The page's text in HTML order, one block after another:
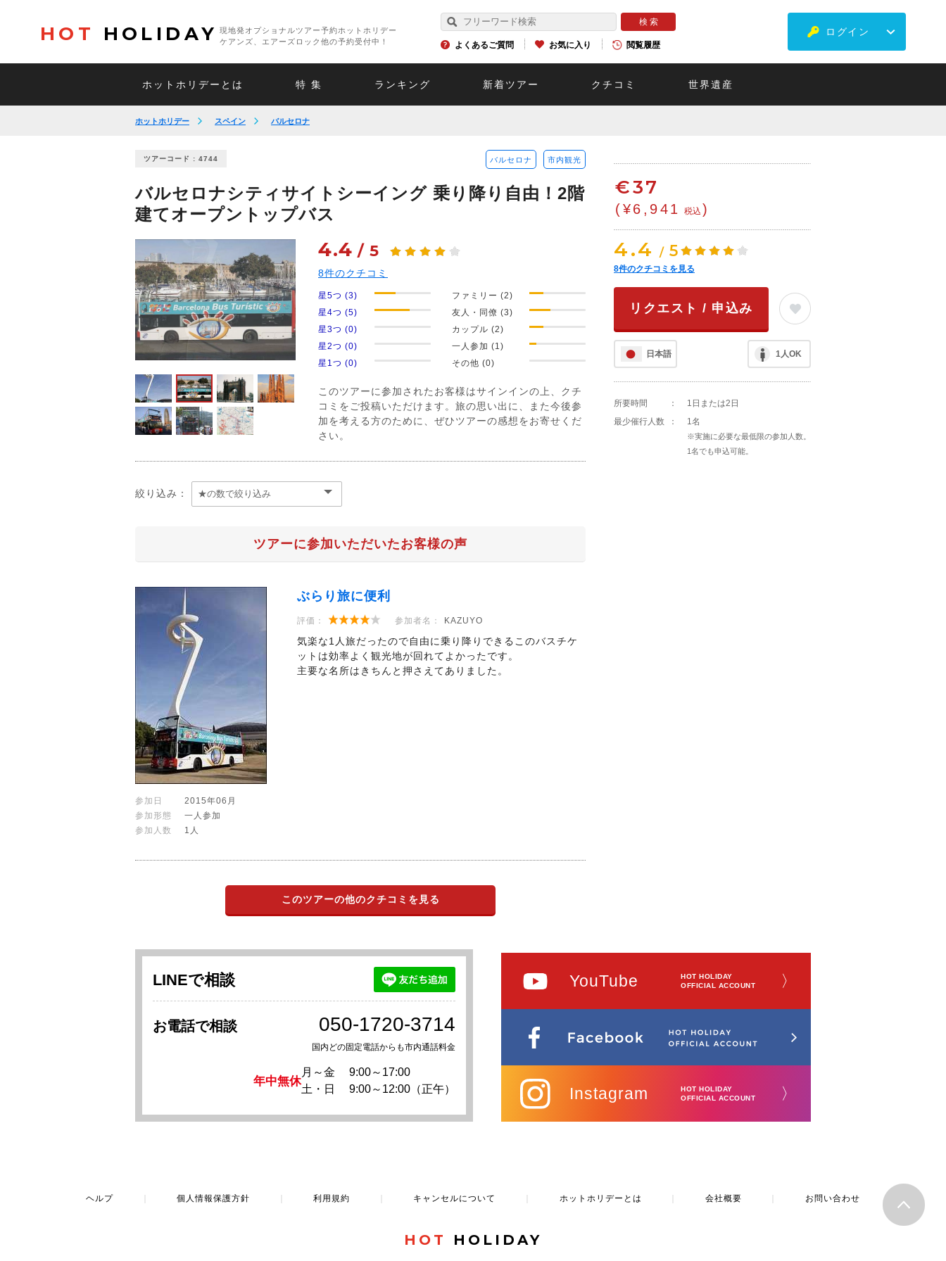
HOT HOLIDAY
現地発オプショナルツアー予約ホットホリデー
ケアンズ、エアーズロック他の予約受付中！
よくあるご質問 お気に入り 閲覧履歴
ログイン
ホットホリデーとは 特 集 ランキング 新着ツアー クチコミ 世界遺産
ホットホリデー スペイン バルセロナ
ツアーコード : 4744 バルセロナ 市内観光
バルセロナシティサイトシーイング 乗り降り自由！2階
建てオープントップバス
4.4 / 5
8件のクチコミ
星5つ (3)
星4つ (5)
星3つ (0)
星2つ (0)
星1つ (0)
ファミリー (2)
友人・同僚 (3)
カップル (2)
一人参加 (1)
その他 (0)
このツアーに参加されたお客様はサインインの上、クチ
コミをご投稿いただけます。旅の思い出に、また今後参
加を考える方のために、ぜひツアーの感想をお寄せくだ
さい。
絞り込み：
ツアーに参加いただいたお客様の声
ぶらり旅に便利
評価： 参加者名： KAZUYO
気楽な1人旅だったので自由に乗り降りできるこのバスチケ
ットは効率よく観光地が回れてよかったです。
主要な名所はきちんと押さえてありました。
参加日
2015年06月
参加形態
一人参加
参加人数
1人
このツアーの他のクチコミを見る
€37
(¥6,941 税込 )
4.4 / 5
8件のクチコミを見る
リクエスト / 申込み
日本語 1人OK
所要時間 ：
1日または2日
最少催行人数
： 1名
※実施に必要な最低限の参加人数。
1名でも申込可能。
LINEで相談
お電話で相談 050-1720-3714
国内どの固定電話からも市内通話料金
年中無休
月～金
9:00～17:00
土・日
9:00～12:00（正午）
YouTube
HOT HOLIDAY
OFFICIAL ACCOUNT
〉
Instagram
HOT HOLIDAY
OFFICIAL ACCOUNT
〉
ヘルプ 個人情報保護方針 利用規約 キャンセルについて ホットホリデーとは 会社概要 お問い合わせ
HOT HOLIDAY